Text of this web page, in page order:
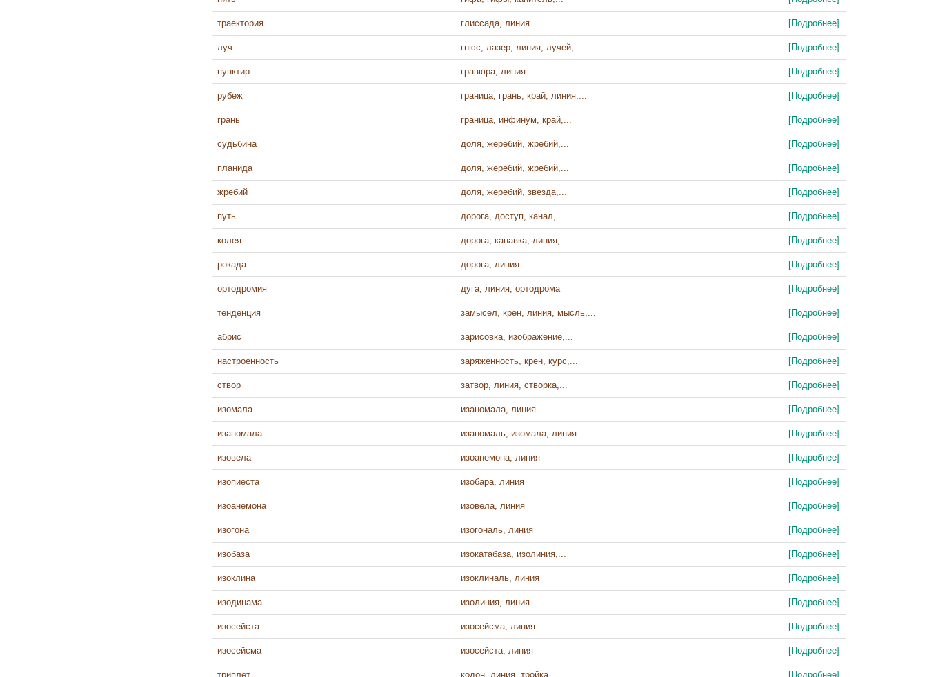
траектория глиссада, линия [Подробнее]
луч гнюс, лазер, линия, лучей,... [Подробнее]
пунктир гравюра, линия [Подробнее]
рубеж граница, грань, край, линия,... [Подробнее]
грань граница, инфинум, край,... [Подробнее]
судьбина доля, жеребий, жребий,... [Подробнее]
планида доля, жеребий, жребий,... [Подробнее]
жребий доля, жеребий, звезда,... [Подробнее]
путь дорога, доступ, канал,... [Подробнее]
колея дорога, канавка, линия,... [Подробнее]
рокада дорога, линия [Подробнее]
ортодромия дуга, линия, ортодрома [Подробнее]
тенденция замысел, крен, линия, мысль,... [Подробнее]
абрис зарисовка, изображение,... [Подробнее]
настроенность заряженность, крен, курс,... [Подробнее]
створ затвор, линия, створка,... [Подробнее]
изомала изаномала, линия [Подробнее]
изаномала изаномаль, изомала, линия [Подробнее]
изовела изоанемона, линия [Подробнее]
изопиеста изобара, линия [Подробнее]
изоанемона изовела, линия [Подробнее]
изогона изогональ, линия [Подробнее]
изобаза изокатабаза, изолиния,... [Подробнее]
изоклина изоклиналь, линия [Подробнее]
изодинама изолиния, линия [Подробнее]
изосейста изосейсма, линия [Подробнее]
изосейсма изосейста, линия [Подробнее]
триплет кодон, линия, тройка [Подробнее]